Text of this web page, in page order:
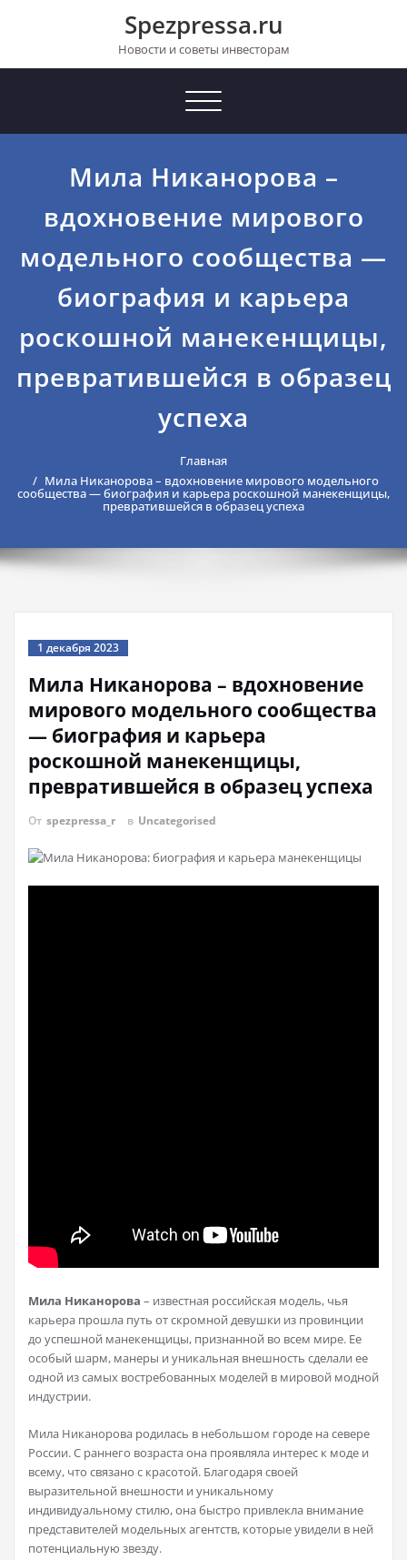
Spezpressa.ru
Новости и советы инвесторам
Toggle
Мила Никанорова –
вдохновение мирового
модельного сообщества —
биография и карьера
роскошной манекенщицы,
превратившейся в образец
успеха
Главная
Мила Никанорова – вдохновение мирового модельного
сообщества — биография и карьера роскошной манекенщицы,
превратившейся в образец успеха
1 декабря 2023
Мила Никанорова – вдохновение
мирового модельного сообщества
— биография и карьера
роскошной манекенщицы,
превратившейся в образец успеха
От spezpressa_r в Uncategorised
Мила Никанорова – известная российская модель, чья
карьера прошла путь от скромной девушки из провинции
до успешной манекенщицы, признанной во всем мире. Ее
особый шарм, манеры и уникальная внешность сделали ее
одной из самых востребованных моделей в мировой модной
индустрии.
Мила Никанорова родилась в небольшом городе на севере
России. С раннего возраста она проявляла интерес к моде и
всему, что связано с красотой. Благодаря своей
выразительной внешности и уникальному
индивидуальному стилю, она быстро привлекла внимание
представителей модельных агентств, которые увидели в ней
потенциальную звезду.